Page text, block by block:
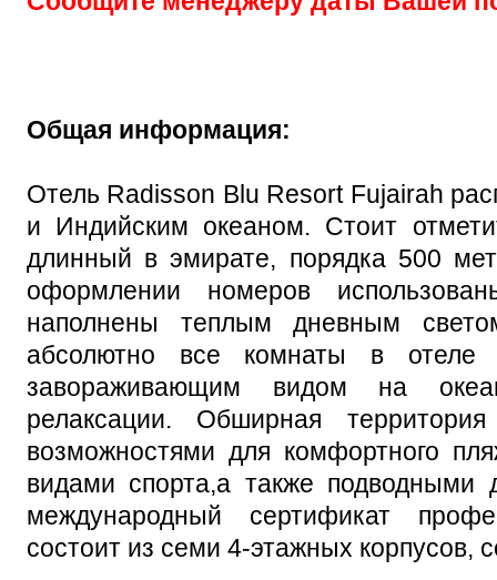
Общая информация:
Отель Radisson Blu Resort Fujairah
и Индийским океаном. Стоит
длинный в эмирате, порядка 500
оформлении номеров
наполнены теплым дневным
абсолютно все комнаты в
завораживающим видом на
релаксации. Обширная
возможностями для комфортного
видами спорта,а также подводными
международный сертификат
состоит из семи 4-этажных корпусов,